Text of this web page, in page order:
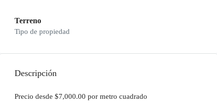
Terreno
Tipo de propiedad
Descripción
Precio desde $7,000.00 por metro cuadrado